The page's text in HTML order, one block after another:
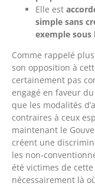
Elle est
simple sans
exemple sous
Comme rappelé
son opposition à
certainement pas
engagé en faveur
que les modalités
contraires à ceux
maintenant le
créent une
les non-
été victimes de
nécessairement là